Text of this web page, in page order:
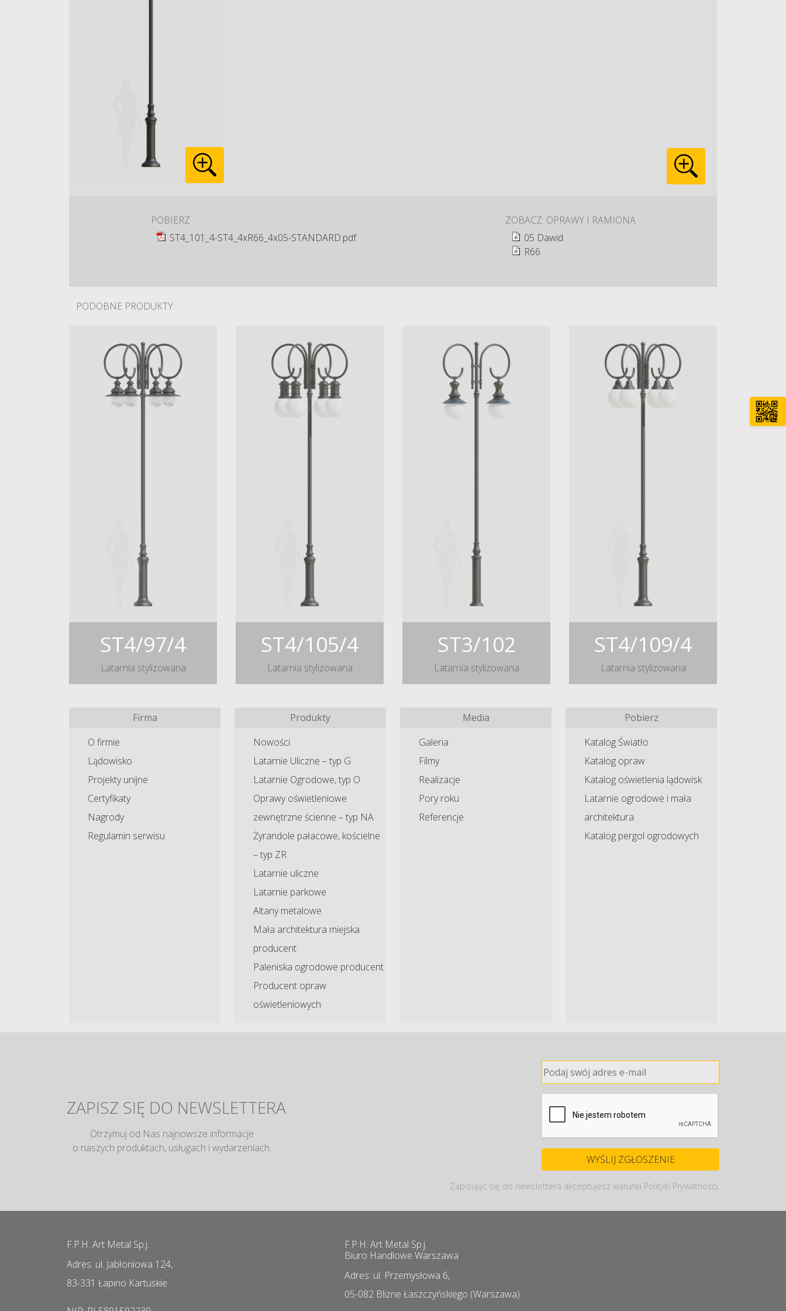
POBIERZ
ST4_101_4-ST4_4xR66_4x05-STANDARD.pdf
ZOBACZ: OPRAWY I RAMIONA
05 Dawid
R66
PODOBNE PRODUKTY:
ST4/97/4
Latarnia stylizowana
ST4/105/4
Latarnia stylizowana
ST3/102
Latarnia stylizowana
ST4/109/4
Latarnia stylizowana
Firma
O firmie
Lądowisko
Projekty unijne
Certyfikaty
Nagrody
Regulamin serwisu
Produkty
Nowości
Latarnie Uliczne – typ G
Latarnie Ogrodowe, typ O
Oprawy oświetleniowe
zewnętrzne ścienne – typ NA
Żyrandole pałacowe, kościelne
– typ ZR
Latarnie uliczne
Latarnie parkowe
Altany metalowe
Mała architektura miejska
producent
Paleniska ogrodowe producent
Producent opraw
oświetleniowych
Media
Galeria
Filmy
Realizacje
Pory roku
Referencje
Pobierz
Katalog Światło
Katalog opraw
Katalog oświetlenia lądowisk
Latarnie ogrodowe i mała
architektura
Katalog pergol ogrodowych
ZAPISZ SIĘ DO NEWSLETTERA
Otrzymuj od Nas najnowsze informacje
o naszych produktach, usługach i wydarzeniach.
Zapisując się do newslettera akceptujesz warunki Polityki Prywatności.
F.P.H. Art Metal Sp.j.
Adres: ul. Jabłoniowa 124,
83-331 Łapino Kartuskie
F.P.H. Art Metal Sp.j.
Biuro Handlowe Warszawa
Adres: ul. Przemysłowa 6,
05-082 Blizne Łaszczyńskiego (Warszawa)